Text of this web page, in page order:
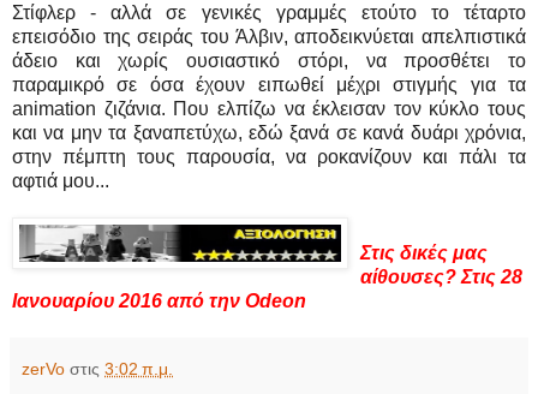
Στίφλερ - αλλά σε γενικές γραμμές ετούτο το τέταρτο
επεισόδιο της σειράς του Άλβιν, αποδεικνύεται απελπιστικά
άδειο και χωρίς ουσιαστικό στόρι, να προσθέτει το
παραμικρό σε όσα έχουν ειπωθεί μέχρι στιγμής για τα
animation ζιζάνια. Που ελπίζω να έκλεισαν τον κύκλο τους
και να μην τα ξαναπετύχω, εδώ ξανά σε κανά δυάρι χρόνια,
στην πέμπτη τους παρουσία, να ροκανίζουν και πάλι τα
αφτιά μου...
Στις δικές μας
αίθουσες? Στις 28
Ιανουαρίου 2016 από την Odeon
zerVo στις 3:02 π.μ.